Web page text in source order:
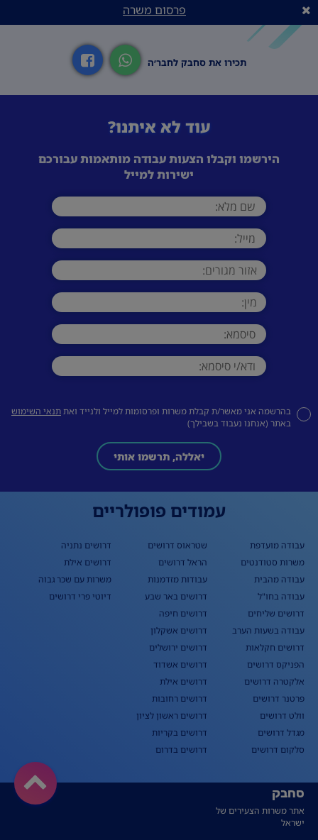
פרסום משרה
תכירו את סחבק לחבר׳ה
עוד לא איתנו?
הירשמו וקבלו הצעות עבודה מותאמות עבורכם
ישירות למייל
בהרשמה אני מאשר/ת קבלת משרות ופרסומות למייל ולנייד ואתתנאי השימוש
באתר (אנחנו נעבוד בשבילך)
יאללה, תרשמו אותי
עמודים פופולריים
עבודה מועדפת
משרות סטודנטים
עבודה מהבית
עבודה בחו"ל
דרושים שליחים
עבודה בשעות הערב
דרושים חקלאות
הפניקס דרושים
אלקטרה דרושים
פרטנר דרושים
וולט דרושים
מגדל דרושים
סלקום דרושים
שטראוס דרושים
הראל דרושים
עבודות מזדמנות
דרושים באר שבע
דרושים חיפה
דרושים אשקלון
דרושים ירושלים
דרושים אשדוד
דרושים אילת
דרושים רחובות
דרושים ראשון לציון
דרושים בקריות
דרושים בדרום
דרושים נתניה
דרושים אילת
משרות עם שכר גבוה
דיוטי פרי דרושים
סחבק
אתר משרות הצעירים של
ישראל